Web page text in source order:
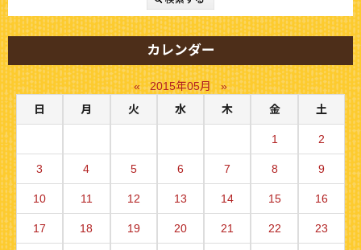
カレンダー
« 2015年05月
»
日
月 火 水 木 金 土
1 2
3 4 5 6 7 8 9
10 11 12 13 14 15 16
17 18 19 20 21 22 23